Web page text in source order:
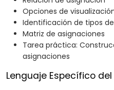
Opciones de
Identificación de tipos
Matriz de asignaciones
Tarea práctica:
asignaciones
Lenguaje Específico del